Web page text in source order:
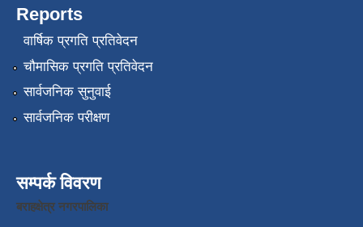
Reports
वार्षिक प्रगति प्रतिवेदन
चौमासिक प्रगति प्रतिवेदन
सार्वजनिक सुनुवाई
सार्वजनिक परीक्षण
सम्पर्क विवरण
बराहक्षेत्र नगरपालिका